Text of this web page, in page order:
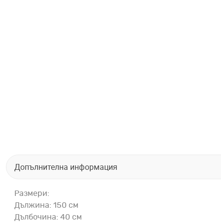
Допълнителна информация
Размери:
Дължина: 150 см
Дълбочина: 40 см